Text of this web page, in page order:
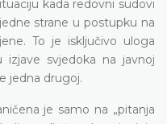
kada redovni sudovi
strane u postupku na
To je isključivo uloga
izjave svjedoka na javnoj
jedna drugoj.
je samo na „pitanja